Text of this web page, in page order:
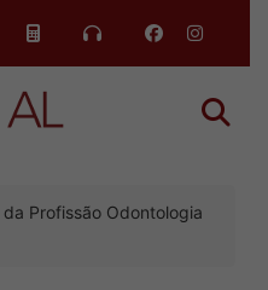
Profissão Odontologia